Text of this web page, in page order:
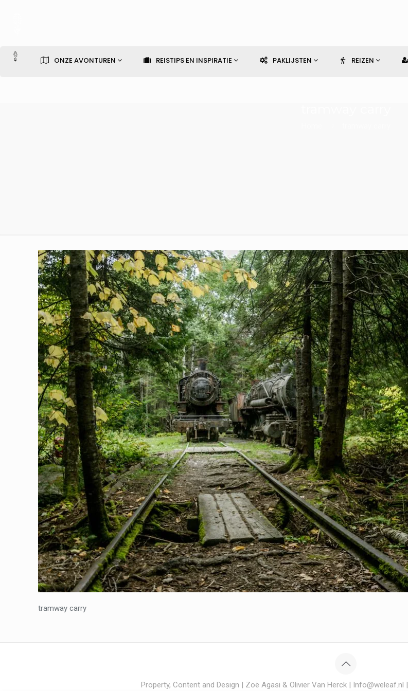
ONZE AVONTUREN REISTIPS EN INSPIRATIE PAKLIJSTEN REIZEN
tramway carry
Property, Content and Design | Zoë Agasi & Olivier Van Herck | Info@weleaf.nl |